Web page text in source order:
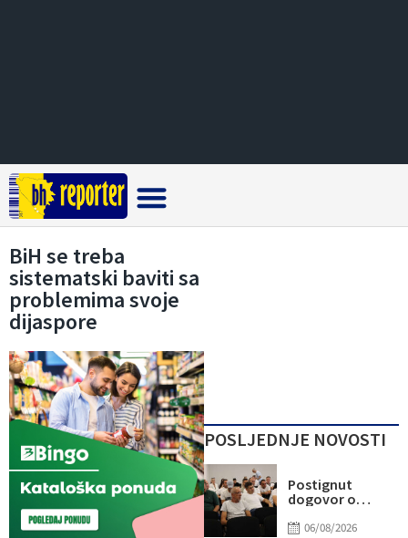
BiH se treba
sistematski baviti sa
problemima svoje
dijaspore
POSLJEDNJE NOVOSTI
Postignut
dogovor o
koracima za
06/08/2026